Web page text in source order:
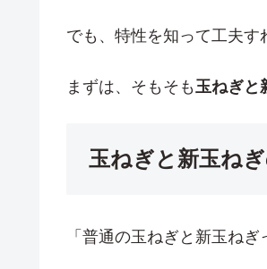
でも、特性を知って工夫
まずは、そもそも玉ねぎと
玉ねぎと新玉ね
「普通の玉ねぎと新玉ね